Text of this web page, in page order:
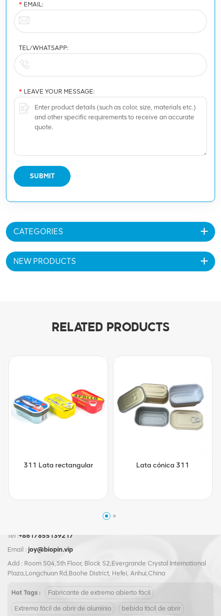
* EMAIL:
TEL/WHATSAPP:
* LEAVE YOUR MESSAGE:
SUBMIT
CATEGORIES
NEW PRODUCTS
RELATED PRODUCTS
311 Lata rectangular Lata cónica 311
Tel :+8617855139217
Email : joy@biopin.vip
Add : Room 504,5th Floor, Block S2,Evergrande Crystal International
Plaza,Longchuan Rd,Baohe District, Hefei, Anhui,China
Hot Tags : Fabricante de extremo abierto fácil
Extremo fácil de abrir de aluminio bebida fácil de abrir